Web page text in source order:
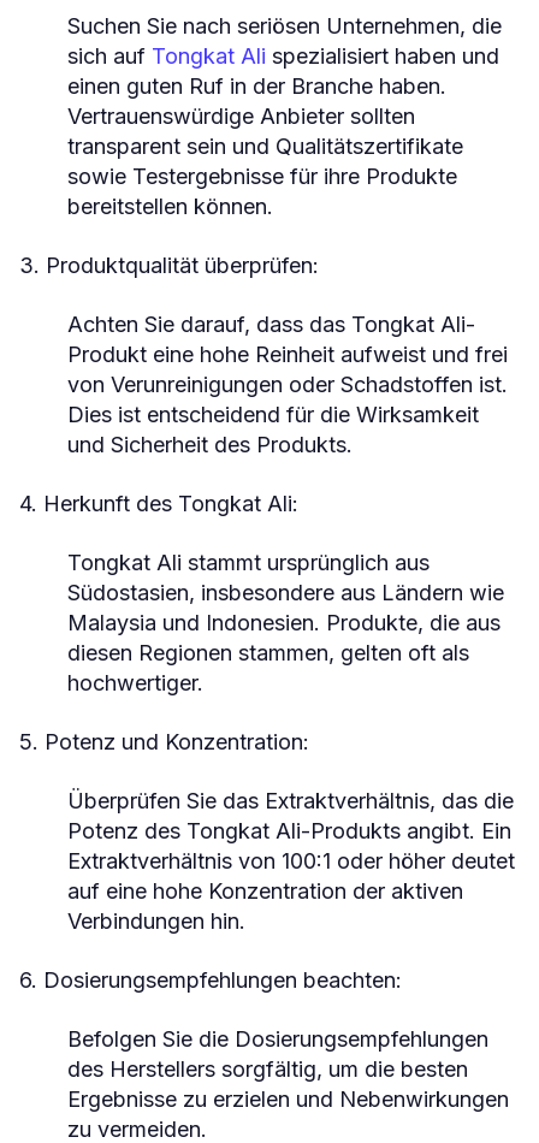
Suchen Sie nach seriösen Unternehmen, die
sich auf Tongkat Ali spezialisiert haben und
einen guten Ruf in der Branche haben.
Vertrauenswürdige Anbieter sollten
transparent sein und Qualitätszertifikate
sowie Testergebnisse für ihre Produkte
bereitstellen können.
3. Produktqualität überprüfen:
Achten Sie darauf, dass das Tongkat Ali-
Produkt eine hohe Reinheit aufweist und frei
von Verunreinigungen oder Schadstoffen ist.
Dies ist entscheidend für die Wirksamkeit
und Sicherheit des Produkts.
4. Herkunft des Tongkat Ali:
Tongkat Ali stammt ursprünglich aus
Südostasien, insbesondere aus Ländern wie
Malaysia und Indonesien. Produkte, die aus
diesen Regionen stammen, gelten oft als
hochwertiger.
5. Potenz und Konzentration:
Überprüfen Sie das Extraktverhältnis, das die
Potenz des Tongkat Ali-Produkts angibt. Ein
Extraktverhältnis von 100:1 oder höher deutet
auf eine hohe Konzentration der aktiven
Verbindungen hin.
6. Dosierungsempfehlungen beachten:
Befolgen Sie die Dosierungsempfehlungen
des Herstellers sorgfältig, um die besten
Ergebnisse zu erzielen und Nebenwirkungen
zu vermeiden.